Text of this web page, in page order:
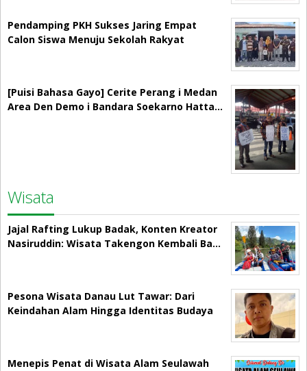
Pendamping PKH Sukses Jaring Empat
Calon Siswa Menuju Sekolah Rakyat
[Puisi Bahasa Gayo] Cerite Perang i Medan
Area Den Demo i Bandara Soekarno Hatta…
Wisata
Jajal Rafting Lukup Badak, Konten Kreator
Nasiruddin: Wisata Takengon Kembali Ba…
Pesona Wisata Danau Lut Tawar: Dari
Keindahan Alam Hingga Identitas Budaya
Menepis Penat di Wisata Alam Seulawah